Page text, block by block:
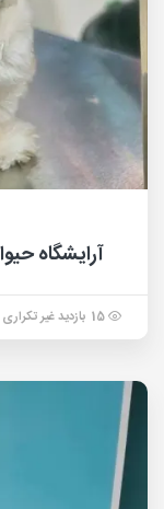
آرایشگاه
15 بازدید غیر تکراری